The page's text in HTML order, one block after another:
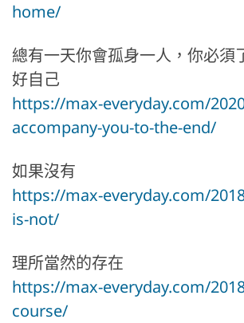
home/
總有一天你會孤身一人，你必須
好自己
https://max-everyday.com/
accompany-you-to-the-end/
如果沒有
https://max-everyday.com/
is-not/
理所當然的存在
https://max-everyday.com/
course/